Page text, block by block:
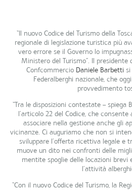
“Il nuovo Codice del Turismo della
regionale di legislazione turistica più
vero errore se il Governo lo
Ministero del Turismo”. Il presidente
Confcommercio Daniele Barbetti si
Federalberghi nazionale, che
provvedimento
“Tra le disposizioni contestate – spiega
l’articolo 22 del Codice, che
associare nella gestione anche gli
vicinanze. Ci auguriamo che non si
sviluppare l’offerta ricettiva legale e
muove un dito nei confronti delle
mentite spoglie delle locazioni brevi
l’attività
“Con il nuovo Codice del Turismo, la